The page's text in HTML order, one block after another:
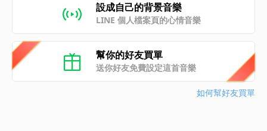
設成自己的背景音樂
LINE 個人檔案頁的心情音樂
幫你的好友買單
送你好友免費設定這首音樂
如何幫好友買單